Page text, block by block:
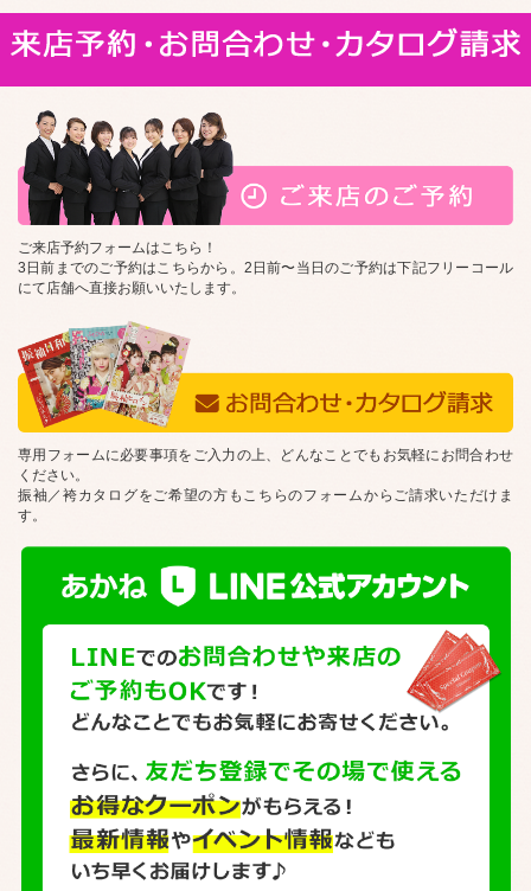
ご来店予約フォームはこちら！
3日前までのご予約はこちらから。2日前〜当日のご予約は下記フリーコール
にて店舗へ直接お願いいたします。
専用フォームに必要事項をご入力の上、どんなことでもお気軽にお問合わせ
ください。
振袖／袴カタログをご希望の方もこちらのフォームからご請求いただけま
す。